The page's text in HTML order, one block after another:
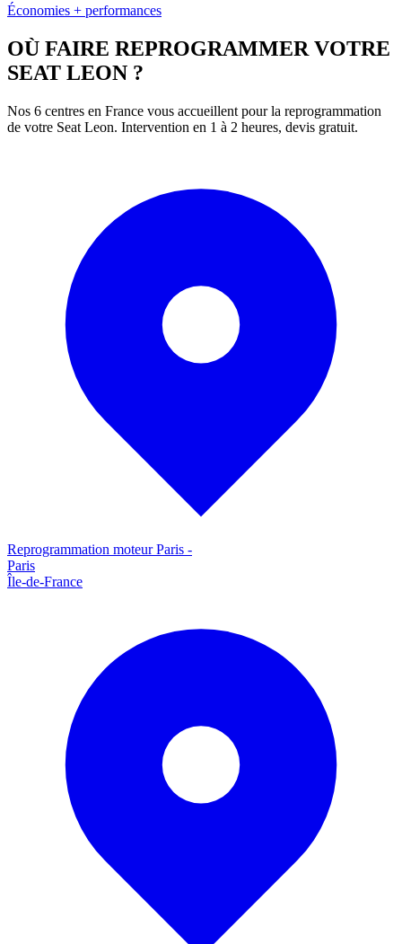
Économies + performances
OÙ FAIRE REPROGRAMMER VOTRE
SEAT LEON ?
Nos 6 centres en France vous accueillent pour la reprogrammation
de votre Seat Leon. Intervention en 1 à 2 heures, devis gratuit.
Reprogrammation moteurParis -
Paris
Île-de-France